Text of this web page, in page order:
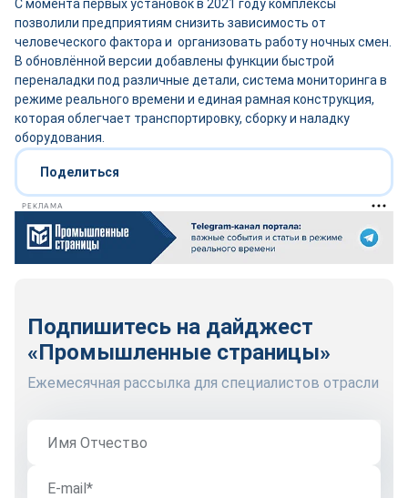
С момента первых установок в 2021 году комплексы
позволили предприятиям снизить зависимость от
человеческого фактора и организовать работу ночных смен.
В обновлённой версии добавлены функции быстрой
переналадки под различные детали, система мониторинга в
режиме реального времени и единая рамная конструкция,
которая облегчает транспортировку, сборку и наладку
оборудования.
Поделиться
РЕКЛАМА
Подпишитесь на дайджест
«Промышленные страницы»
Ежемесячная рассылка для специалистов отрасли